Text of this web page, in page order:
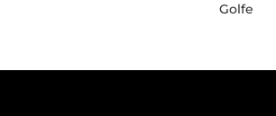
Golfe